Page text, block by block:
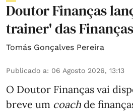
Doutor Finanças
trainer' das
Tomás Gonçalves Pereira
Publicado a: 06 Agosto 2026, 13:13
O Doutor Finanças vai
breve um coach de